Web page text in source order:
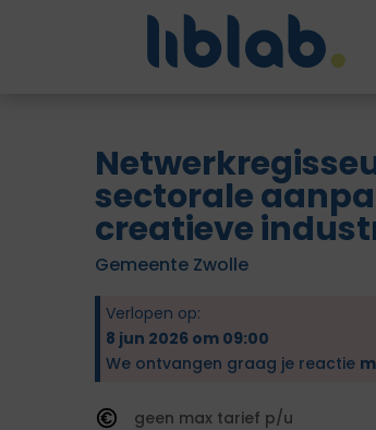
sectorale
creatieve
Gemeente Zwolle
Verlopen op:
8 jun 2026 om 09:00
We ontvangen graag je reactie
geen
tarief